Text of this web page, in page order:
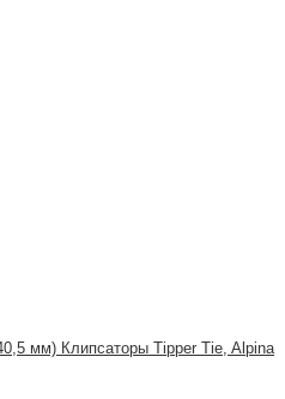
мм) Клипсаторы Tipper Tie, Alpina